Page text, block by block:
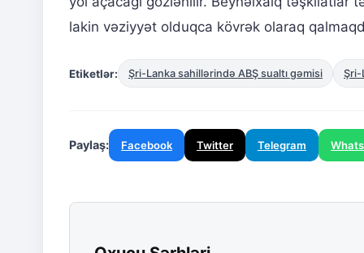
lakin vəziyyət olduqca kövrək olaraq
Etiketlər: Şri-Lanka sahillərində ABŞ sualtı gəmisi Şri-
Paylaş: Facebook Twitter Telegram